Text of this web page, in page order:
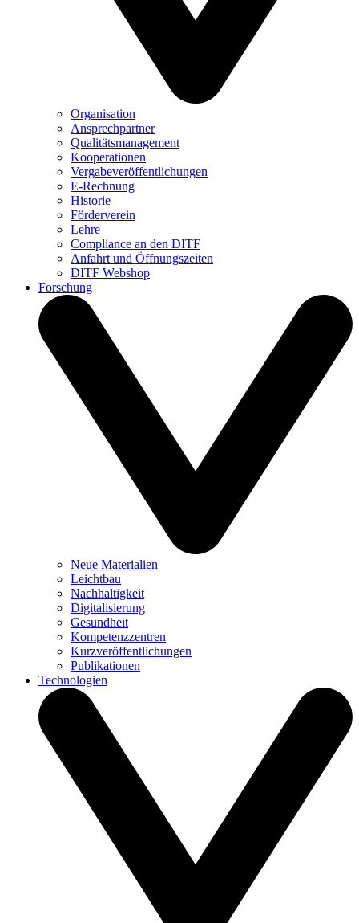
Organisation
Ansprechpartner
Qualitätsmanagement
Kooperationen
Vergabeveröffentlichungen
E-Rechnung
Historie
Förderverein
Lehre
Compliance an den DITF
Anfahrt und Öffnungszeiten
DITF Webshop
Forschung
Neue Materialien
Leichtbau
Nachhaltigkeit
Digitalisierung
Gesundheit
Kompetenzzentren
Kurzveröffentlichungen
Publikationen
Technologien